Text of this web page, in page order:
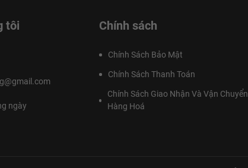
tôi
ngày
Chính sách
Chính Sách Bảo Mật
Chính Sách Thanh Toán
Chính Sách Giao Nhận Và Vận Chuyển
Hàng Hoá